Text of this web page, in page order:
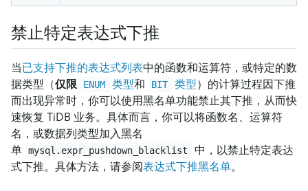
禁止特定表达式下推
当已支持下推的表达式列表中的函数和运算符，或特定的数
据类型（仅限 ENUM 类型和 BIT 类型）的计算过程因下推
而出现异常时，你可以使用黑名单功能禁止其下推，从而快
速恢复 TiDB 业务。具体而言，你可以将函数名、运算符
名，或数据列类型加入黑名
单 mysql.expr_pushdown_blacklist
中，以禁止特定表达
式下推。具体方法，请参阅表达式下推黑名单。